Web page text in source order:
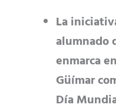
La
alumnado
enmarca
Güímar
Día